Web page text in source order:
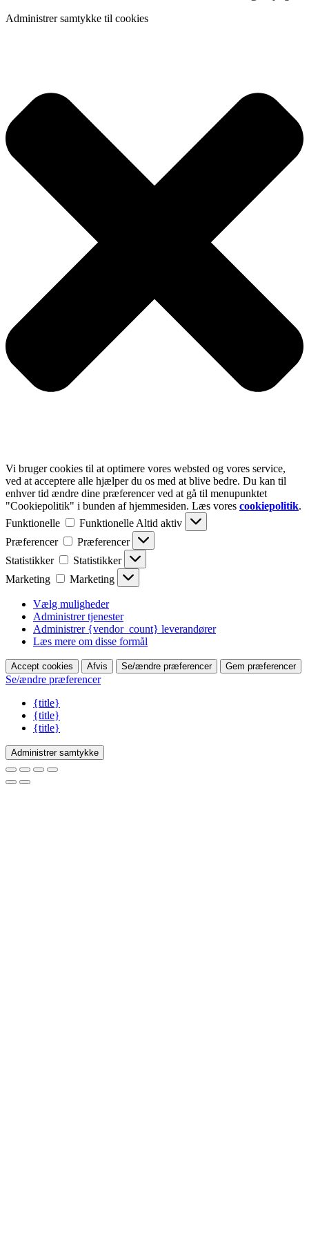
Administrer samtykke til cookies
Vi bruger cookies til at optimere vores websted og vores service,
ved at acceptere alle hjælper du os med at blive bedre. Du kan til
enhver tid ændre dine præferencer ved at gå til menupunktet
"Cookiepolitik" i bunden af hjemmesiden. Læs vores cookiepolitik.
Funktionelle
Funktionelle Altid aktiv
Præferencer
Præferencer
Statistikker
Statistikker
Marketing
Marketing
Vælg muligheder
Administrer tjenester
Administrer {vendor_count} leverandører
Læs mere om disse formål
Accept cookies Afvis Se/ændre præferencer Gem præferencer
Se/ændre præferencer
{title}
{title}
{title}
Administrer samtykke